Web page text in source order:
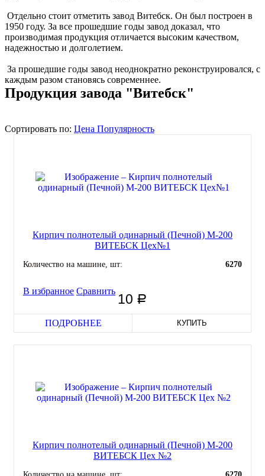
Отдельно стоит отметить завод Витебск. Он был построен в
1950 году. За все прошедшие годы завод доказал, что
производимая продукция отличается высоким качеством,
надежностью и долголетием.
За прошедшие годы завод неоднократно реконструировался, с
каждым разом становясь современнее.
Продукция завода "Витебск"
Сортировать по: Цена Популярность
Кирпич полнотелый одинарный (Печной) М-200
ВИТЕБСК Цех№1
Количество на машине, шт: 6270
10 руб
В избранное Сравнить
ПОДРОБНЕЕ КУПИТЬ
Кирпич полнотелый одинарный (Печной) М-200
ВИТЕБСК Цех №2